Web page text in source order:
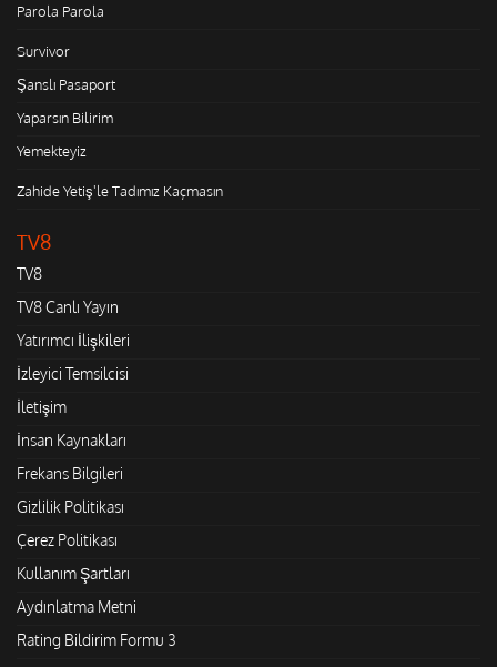
Parola Parola
Survivor
Şanslı Pasaport
Yaparsın Bilirim
Yemekteyiz
Zahide Yetiş'le Tadımız Kaçmasın
TV8
TV8
TV8 Canlı Yayın
Yatırımcı İlişkileri
İzleyici Temsilcisi
İletişim
İnsan Kaynakları
Frekans Bilgileri
Gizlilik Politikası
Çerez Politikası
Kullanım Şartları
Aydınlatma Metni
Rating Bildirim Formu 3